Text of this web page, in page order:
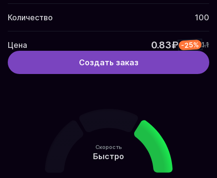
Количество 100
Цена 0.83₽ -25% 1.1
Создать заказ
Скорость
Быстро